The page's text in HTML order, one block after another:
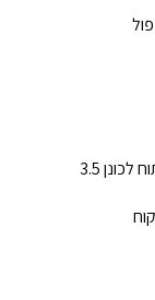
עד ארבעה כוננים, 3x M.2 SSD + 1x חריץ פתוח לכונן 3.5